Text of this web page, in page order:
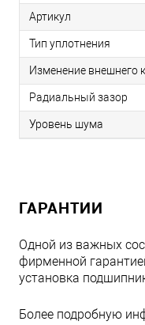
Артикул
Тип уплотнения
Изменение внешнего
Радиальный зазор
Уровень шума
ГАРАНТИИ
Одной из важных
фирменной
установка
Более подробную